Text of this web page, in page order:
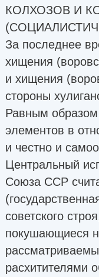
КОЛХОЗОВ И
За последнее
хищения
и хищения
стороны
Равным образом
элементов в
и честно и
Центральный
Союза ССР
советского
покушающиеся
расхитителями